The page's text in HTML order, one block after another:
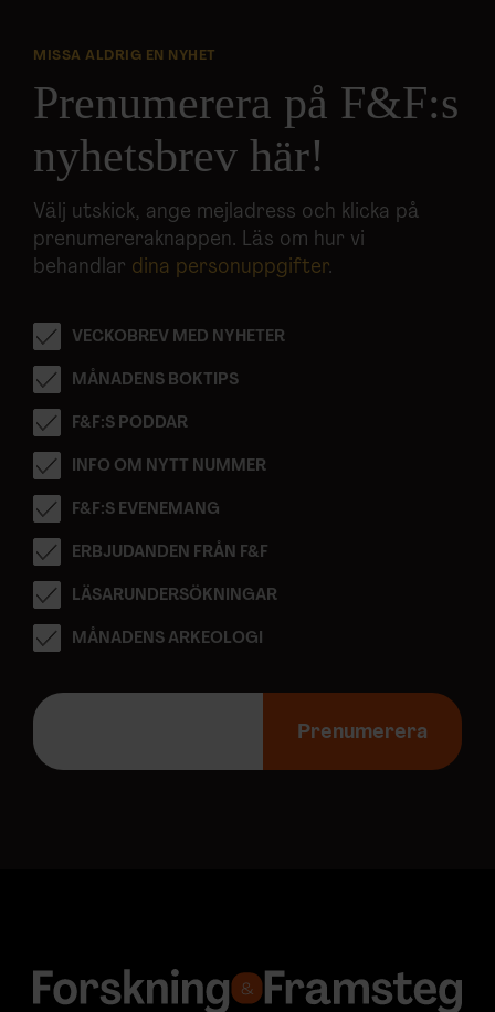
MISSA ALDRIG EN NYHET
Prenumerera på F&F:s
nyhetsbrev här!
Välj utskick, ange mejladress och klicka på
prenumereraknappen. Läs om hur vi
behandlar dina personuppgifter.
VECKOBREV MED NYHETER
MÅNADENS BOKTIPS
F&F:S PODDAR
INFO OM NYTT NUMMER
F&F:S EVENEMANG
ERBJUDANDEN FRÅN F&F
LÄSARUNDERSÖKNINGAR
MÅNADENS ARKEOLOGI
E
p
s
Prenumerera